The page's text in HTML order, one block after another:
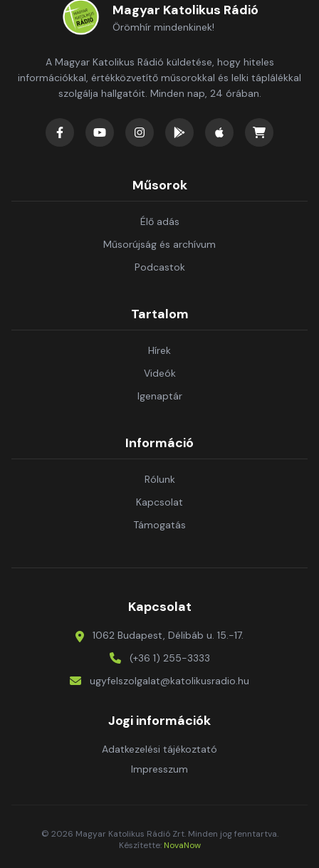
Magyar Katolikus Rádió
Örömhír mindenkinek!
A Magyar Katolikus Rádió küldetése, hogy hiteles
információkkal, értékközvetítő műsorokkal és lelki táplálékkal
szolgálja hallgatóit. Minden nap, 24 órában.
Műsorok
Élő adás
Műsorújság és archívum
Podcastok
Tartalom
Hírek
Videók
Igenaptár
Információ
Rólunk
Kapcsolat
Támogatás
Kapcsolat
1062 Budapest, Délibáb u. 15.-17.
(+36 1) 255-3333
ugyfelszolgalat@katolikusradio.hu
Jogi információk
Adatkezelési tájékoztató
Impresszum
© 2026 Magyar Katolikus Rádió Zrt. Minden jog fenntartva.
Készítette: NovaNow